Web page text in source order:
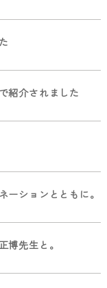
紹介されました
ーションとともに。
博先生と。